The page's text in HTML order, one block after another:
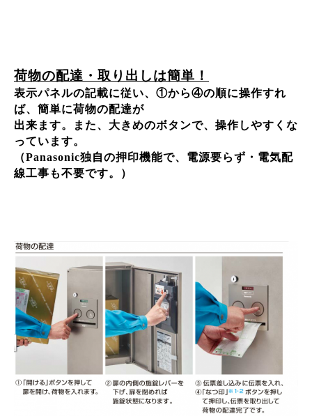
荷物の配達・取り出しは簡単！
表示パネルの記載に従い、①から④の順に操作すれ
ば、簡単に荷物の配達が
出来ます。また、大きめのボタンで、操作しやすくな
っています。
（Panasonic独自の押印機能で、電源要らず・電気配
線工事も不要です。）